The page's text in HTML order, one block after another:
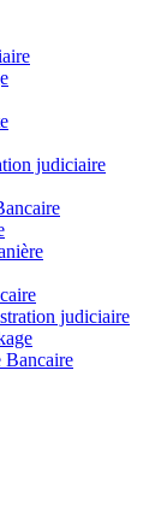
judiciaire
judiciaire
Bancaire